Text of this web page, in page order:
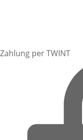
Zahlung per TWINT